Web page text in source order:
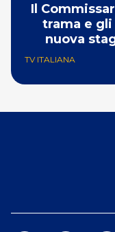
Il
trama e
nuova
TV ITALIANA